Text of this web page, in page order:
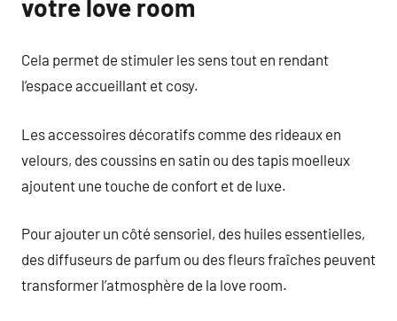
votre love room
Cela permet de stimuler les sens tout en rendant
l’espace accueillant et cosy.
Les accessoires décoratifs comme des rideaux en
velours, des coussins en satin ou des tapis moelleux
ajoutent une touche de confort et de luxe.
Pour ajouter un côté sensoriel, des huiles essentielles,
des diffuseurs de parfum ou des fleurs fraîches peuvent
transformer l’atmosphère de la love room.